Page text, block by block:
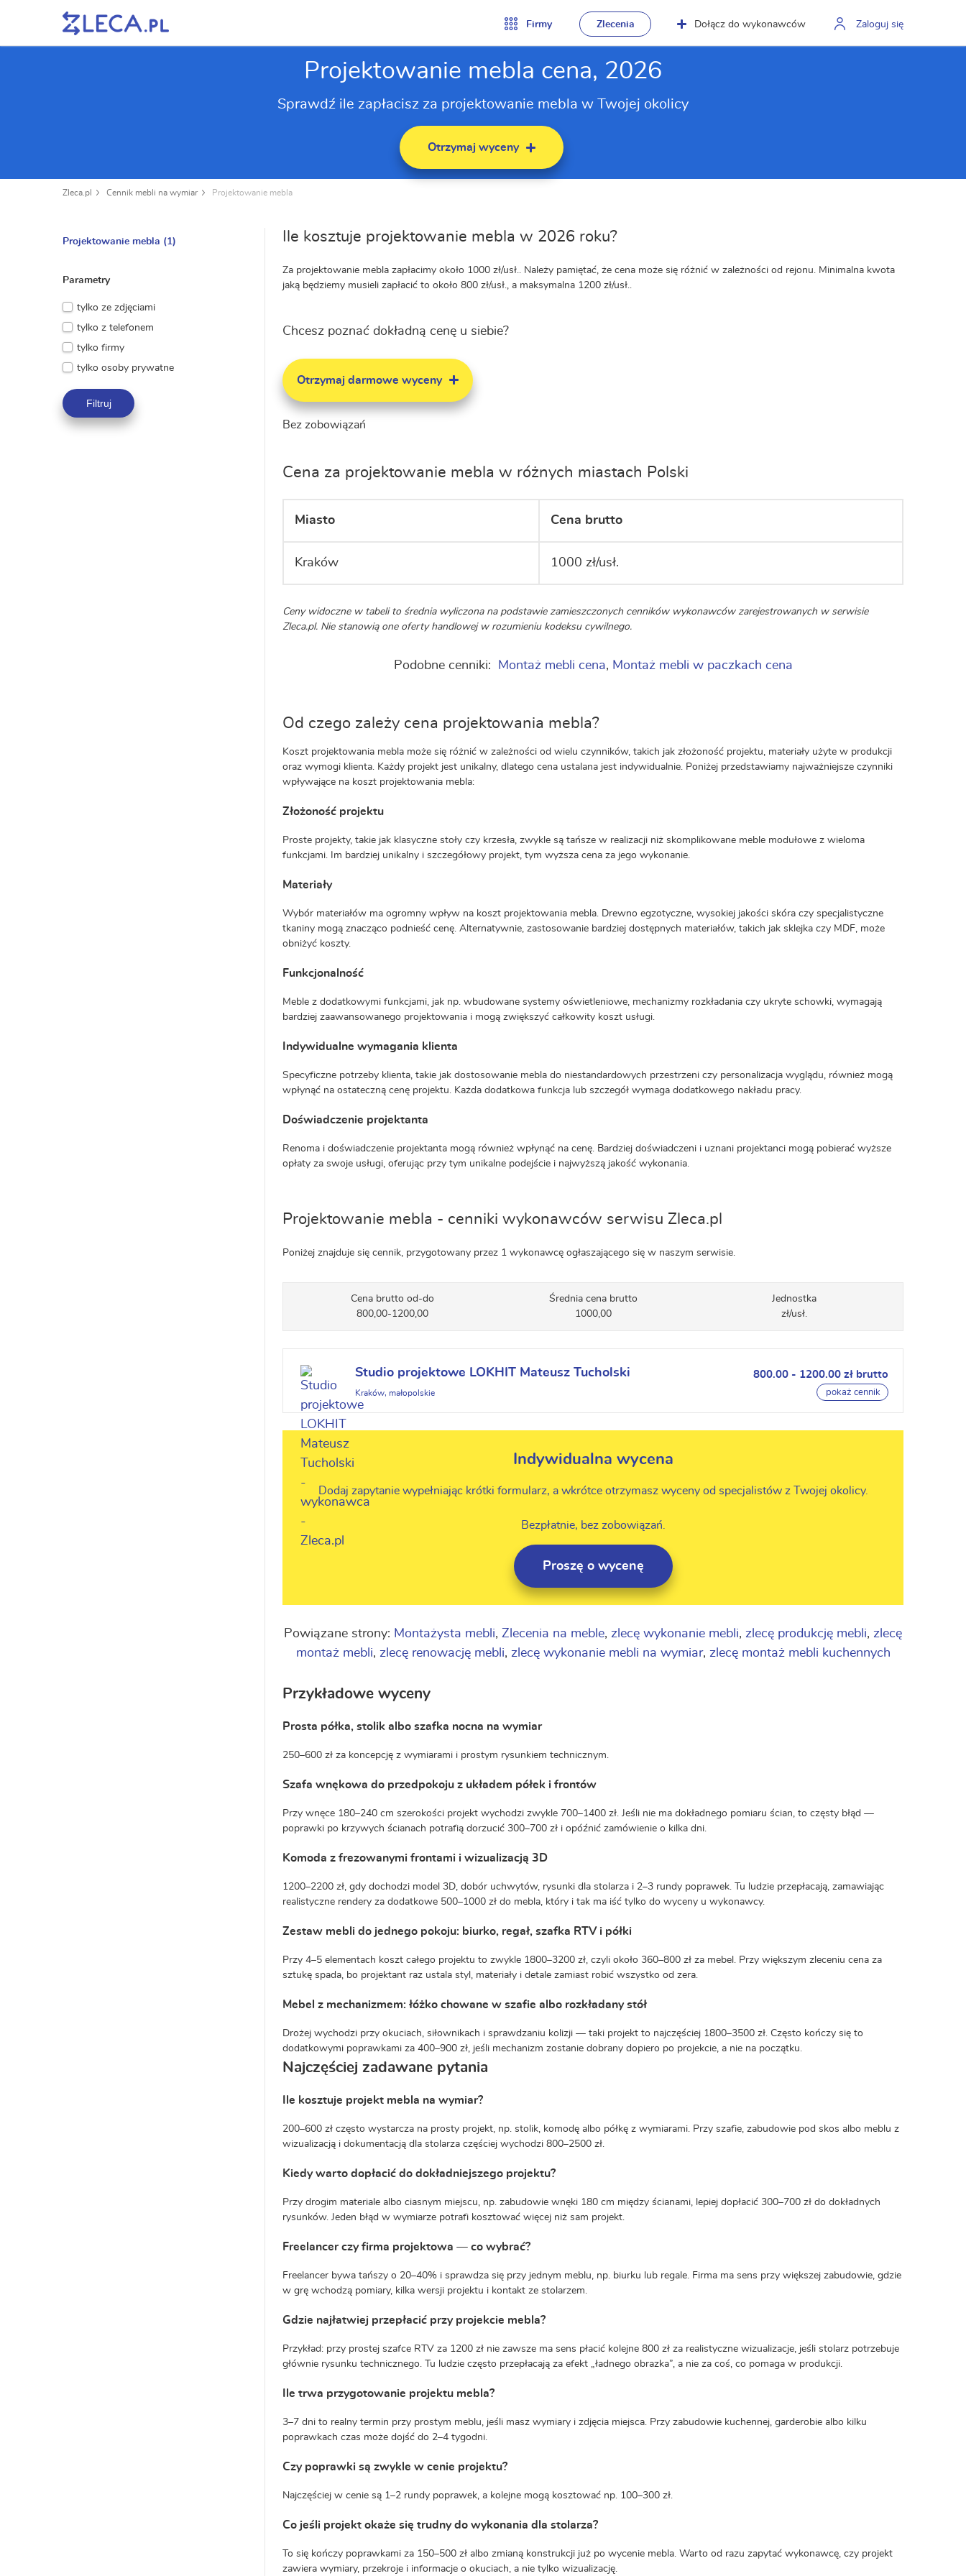
Firmy Zlecenia Dołącz do wykonawców Zaloguj się
Projektowanie mebla cena, 2026
Sprawdź ile zapłacisz za projektowanie mebla w Twojej okolicy
Otrzymaj wyceny
Zleca.pl Cennik mebli na wymiar Projektowanie mebla
Ile kosztuje projektowanie mebla w 2026 roku?
Za projektowanie mebla zapłacimy około 1000 zł/usł.. Należy pamiętać, że cena może się różnić w zależności od rejonu. Minimalna kwota
jaką będziemy musieli zapłacić to około 800 zł/usł., a maksymalna 1200 zł/usł..
Chcesz poznać dokładną cenę u siebie?
Otrzymaj darmowe wyceny
Bez zobowiązań
Cena za projektowanie mebla w różnych miastach Polski
Miasto Cena brutto
Kraków 1000 zł/usł.
Ceny widoczne w tabeli to średnia wyliczona na podstawie zamieszczonych cenników wykonawców zarejestrowanych w serwisie
Zleca.pl. Nie stanowią one oferty handlowej w rozumieniu kodeksu cywilnego.
Podobne cenniki: Montaż mebli cena, Montaż mebli w paczkach cena
Od czego zależy cena projektowania mebla?
Koszt projektowania mebla może się różnić w zależności od wielu czynników, takich jak złożoność projektu, materiały użyte w produkcji
oraz wymogi klienta. Każdy projekt jest unikalny, dlatego cena ustalana jest indywidualnie. Poniżej przedstawiamy najważniejsze czynniki
wpływające na koszt projektowania mebla:
Złożoność projektu
Proste projekty, takie jak klasyczne stoły czy krzesła, zwykle są tańsze w realizacji niż skomplikowane meble modułowe z wieloma
funkcjami. Im bardziej unikalny i szczegółowy projekt, tym wyższa cena za jego wykonanie.
Materiały
Wybór materiałów ma ogromny wpływ na koszt projektowania mebla. Drewno egzotyczne, wysokiej jakości skóra czy specjalistyczne
tkaniny mogą znacząco podnieść cenę. Alternatywnie, zastosowanie bardziej dostępnych materiałów, takich jak sklejka czy MDF, może
obniżyć koszty.
Funkcjonalność
Meble z dodatkowymi funkcjami, jak np. wbudowane systemy oświetleniowe, mechanizmy rozkładania czy ukryte schowki, wymagają
bardziej zaawansowanego projektowania i mogą zwiększyć całkowity koszt usługi.
Indywidualne wymagania klienta
Specyficzne potrzeby klienta, takie jak dostosowanie mebla do niestandardowych przestrzeni czy personalizacja wyglądu, również mogą
wpłynąć na ostateczną cenę projektu. Każda dodatkowa funkcja lub szczegół wymaga dodatkowego nakładu pracy.
Doświadczenie projektanta
Renoma i doświadczenie projektanta mogą również wpłynąć na cenę. Bardziej doświadczeni i uznani projektanci mogą pobierać wyższe
opłaty za swoje usługi, oferując przy tym unikalne podejście i najwyższą jakość wykonania.
Projektowanie mebla - cenniki wykonawców serwisu Zleca.pl
Poniżej znajduje się cennik, przygotowany przez 1 wykonawcę ogłaszającego się w naszym serwisie.
Cena brutto od-do
800,00-1200,00
Średnia cena brutto
1000,00
Jednostka
zł/usł.
Studio projektowe LOKHIT Mateusz Tucholski 800.00 - 1200.00 zł brutto
pokaż cennik
Kraków, małopolskie
Indywidualna wycena
Dodaj zapytanie wypełniając krótki formularz, a wkrótce otrzymasz wyceny od specjalistów z Twojej okolicy.
Bezpłatnie, bez zobowiązań.
Proszę o wycenę
Powiązane strony: Montażysta mebli, Zlecenia na meble, zlecę wykonanie mebli, zlecę produkcję mebli, zlecę
montaż mebli, zlecę renowację mebli, zlecę wykonanie mebli na wymiar, zlecę montaż mebli kuchennych
Przykładowe wyceny
Prosta półka, stolik albo szafka nocna na wymiar
250–600 zł za koncepcję z wymiarami i prostym rysunkiem technicznym.
Szafa wnękowa do przedpokoju z układem półek i frontów
Przy wnęce 180–240 cm szerokości projekt wychodzi zwykle 700–1400 zł. Jeśli nie ma dokładnego pomiaru ścian, to częsty błąd —
poprawki po krzywych ścianach potrafią dorzucić 300–700 zł i opóźnić zamówienie o kilka dni.
Komoda z frezowanymi frontami i wizualizacją 3D
1200–2200 zł, gdy dochodzi model 3D, dobór uchwytów, rysunki dla stolarza i 2–3 rundy poprawek. Tu ludzie przepłacają, zamawiając
realistyczne rendery za dodatkowe 500–1000 zł do mebla, który i tak ma iść tylko do wyceny u wykonawcy.
Zestaw mebli do jednego pokoju: biurko, regał, szafka RTV i półki
Przy 4–5 elementach koszt całego projektu to zwykle 1800–3200 zł, czyli około 360–800 zł za mebel. Przy większym zleceniu cena za
sztukę spada, bo projektant raz ustala styl, materiały i detale zamiast robić wszystko od zera.
Mebel z mechanizmem: łóżko chowane w szafie albo rozkładany stół
Drożej wychodzi przy okuciach, siłownikach i sprawdzaniu kolizji — taki projekt to najczęściej 1800–3500 zł. Często kończy się to
dodatkowymi poprawkami za 400–900 zł, jeśli mechanizm zostanie dobrany dopiero po projekcie, a nie na początku.
Najczęściej zadawane pytania
Ile kosztuje projekt mebla na wymiar?
200–600 zł często wystarcza na prosty projekt, np. stolik, komodę albo półkę z wymiarami. Przy szafie, zabudowie pod skos albo meblu z
wizualizacją i dokumentacją dla stolarza częściej wychodzi 800–2500 zł.
Kiedy warto dopłacić do dokładniejszego projektu?
Przy drogim materiale albo ciasnym miejscu, np. zabudowie wnęki 180 cm między ścianami, lepiej dopłacić 300–700 zł do dokładnych
rysunków. Jeden błąd w wymiarze potrafi kosztować więcej niż sam projekt.
Freelancer czy firma projektowa — co wybrać?
Freelancer bywa tańszy o 20–40% i sprawdza się przy jednym meblu, np. biurku lub regale. Firma ma sens przy większej zabudowie, gdzie
w grę wchodzą pomiary, kilka wersji projektu i kontakt ze stolarzem.
Gdzie najłatwiej przepłacić przy projekcie mebla?
Przykład: przy prostej szafce RTV za 1200 zł nie zawsze ma sens płacić kolejne 800 zł za realistyczne wizualizacje, jeśli stolarz potrzebuje
głównie rysunku technicznego. Tu ludzie często przepłacają za efekt „ładnego obrazka”, a nie za coś, co pomaga w produkcji.
Ile trwa przygotowanie projektu mebla?
3–7 dni to realny termin przy prostym meblu, jeśli masz wymiary i zdjęcia miejsca. Przy zabudowie kuchennej, garderobie albo kilku
poprawkach czas może dojść do 2–4 tygodni.
Czy poprawki są zwykle w cenie projektu?
Najczęściej w cenie są 1–2 rundy poprawek, a kolejne mogą kosztować np. 100–300 zł.
Co jeśli projekt okaże się trudny do wykonania dla stolarza?
To się kończy poprawkami za 150–500 zł albo zmianą konstrukcji już po wycenie mebla. Warto od razu zapytać wykonawcę, czy projekt
zawiera wymiary, przekroje i informacje o okuciach, a nie tylko wizualizację.
Projektowanie mebla (1)
Parametry
tylko ze zdjęciami
tylko z telefonem
tylko firmy
tylko osoby prywatne
Filtruj